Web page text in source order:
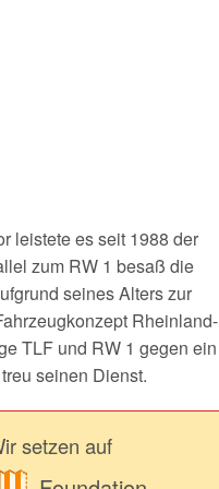
leistete es seit 1988 der
zum RW 1 besaß die
seines Alters zur
Rheinland-
TLF und RW 1 gegen ein
seinen Dienst.
setzen auf